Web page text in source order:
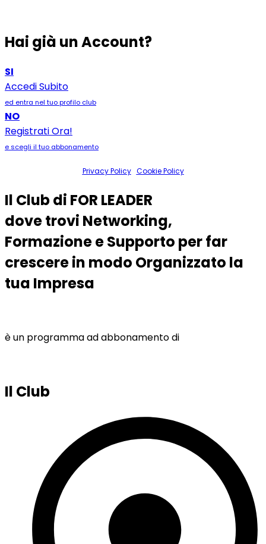
Hai già un Account?
SI
Accedi Subito
ed entra nel tuo profilo club
NO
Registrati Ora!
e scegli il tuo abbonamento
Privacy Policy Cookie Policy
Il Club di FOR LEADER
dove trovi Networking,
FormazioneeSupporto per far
crescere in modo Organizzato la
tua Impresa
è un programma ad abbonamento di
Il Club